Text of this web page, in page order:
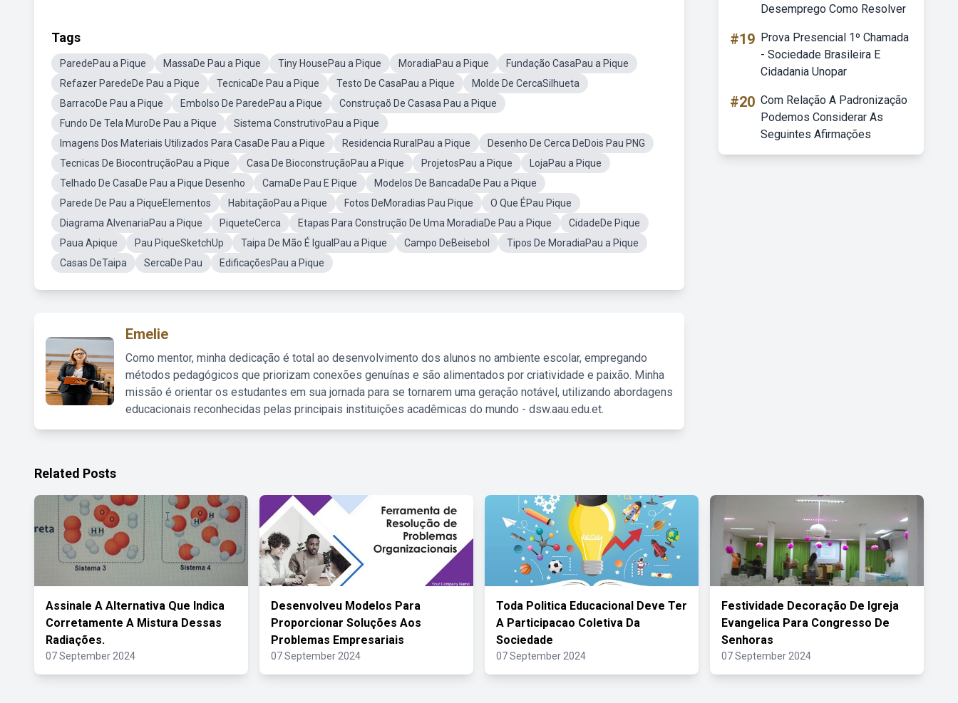
Tags
ParedePau a Pique MassaDe Pau a Pique Tiny HousePau a Pique MoradiaPau a Pique
Fundação CasaPau a Pique
Refazer ParedeDe Pau a Pique
TecnicaDe Pau a Pique Testo De CasaPau a Pique
Molde De CercaSilhueta
BarracoDe Pau a Pique
Embolso De ParedePau a Pique
Construçaõ De Casasa Pau a Pique
Fundo De Tela MuroDe Pau a Pique
Sistema ConstrutivoPau a Pique
Imagens Dos Materiais Utilizados Para CasaDe Pau a Pique
Residencia RuralPau a Pique
Desenho De Cerca DeDois Pau PNG
Tecnicas De BiocontruçãoPau a Pique
Casa De BioconstruçãoPau a Pique ProjetosPau a Pique
LojaPau a Pique
Telhado De CasaDe Pau a Pique Desenho
CamaDe Pau E Pique
Modelos De BancadaDe Pau a Pique
Parede De Pau a PiqueElementos
HabitaçãoPau a Pique Fotos DeMoradias Pau Pique
O Que ÉPau Pique
Diagrama AlvenariaPau a Pique
PiqueteCerca Etapas Para Construção De Uma MoradiaDe Pau a Pique
CidadeDe Pique
Paua Apique
Pau PiqueSketchUp Taipa De Mão É IgualPau a Pique Campo DeBeisebol
Tipos De MoradiaPau a Pique
Casas DeTaipa
SercaDe Pau EdificaçõesPau a Pique
Emelie
Como mentor, minha dedicação é total ao desenvolvimento dos alunos no ambiente escolar, empregando
métodos pedagógicos que priorizam conexões genuínas e são alimentados por criatividade e paixão. Minha
missão é orientar os estudantes em sua jornada para se tornarem uma geração notável, utilizando abordagens
educacionais reconhecidas pelas principais instituições acadêmicas do mundo - dsw.aau.edu.et.
Desemprego Como Resolver
#19 Prova Presencial 1º Chamada
- Sociedade Brasileira E
Cidadania Unopar
#20 Com Relação A Padronização
Podemos Considerar As
Seguintes Afirmações
Related Posts
Assinale A Alternativa Que Indica
Corretamente A Mistura Dessas
Radiações.
07 September 2024
Desenvolveu Modelos Para
Proporcionar Soluções Aos
Problemas Empresariais
07 September 2024
Toda Politica Educacional Deve Ter
A Participacao Coletiva Da
Sociedade
07 September 2024
Festividade Decoração De Igreja
Evangelica Para Congresso De
Senhoras
07 September 2024